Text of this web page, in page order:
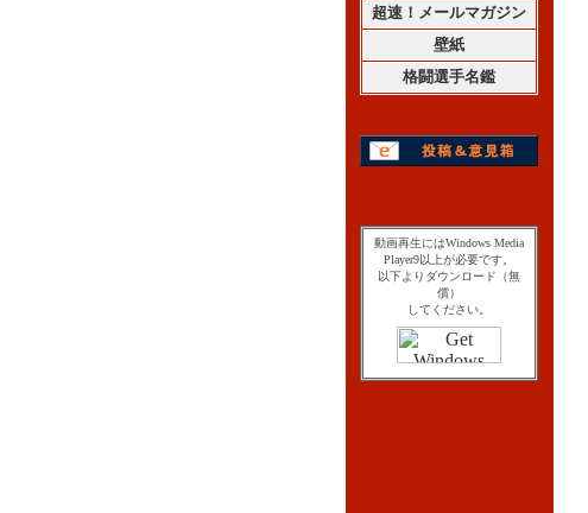
超速！メールマガジン
壁紙
格闘選手名鑑
動画再生にはWindows Media
Player9以上が必要です。
以下よりダウンロード（無
償）
してください。